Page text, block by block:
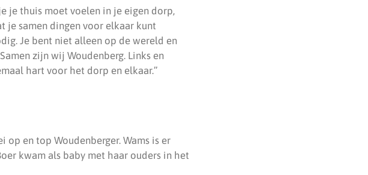
je thuis moet voelen in je eigen dorp,
je samen dingen voor elkaar kunt
Je bent niet alleen op de wereld en
zijn wij Woudenberg. Links en
hart voor het dorp en elkaar.”
en top Woudenberger. Wams is er
kwam als baby met haar ouders in het